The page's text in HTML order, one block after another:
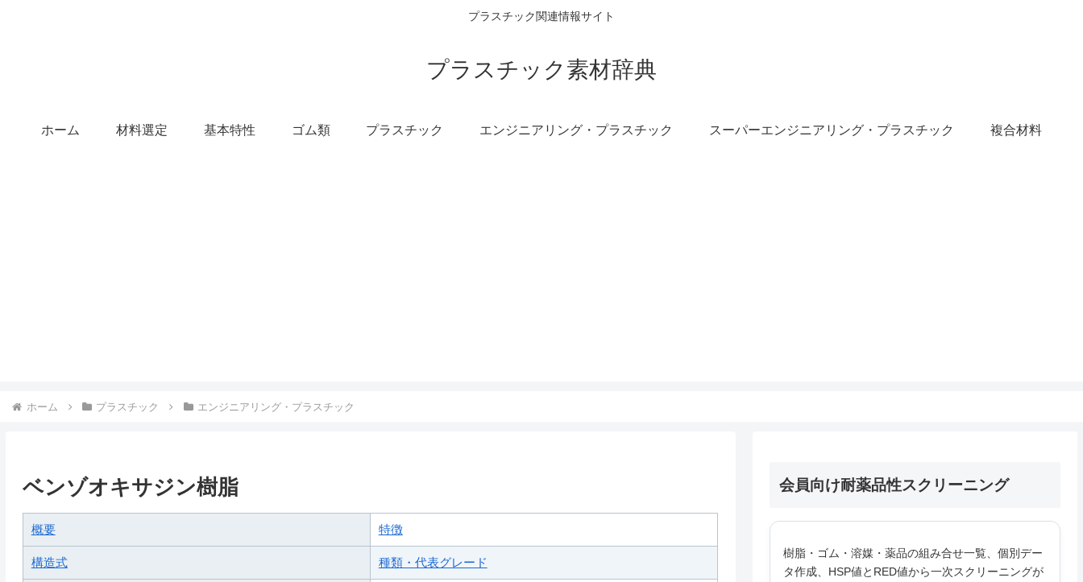
プラスチック関連情報サイト
プラスチック素材辞典
ホーム 材料選定 基本特性 ゴム類 プラスチック エンジニアリング・プラスチック スーパーエンジニアリング・プラスチック 複合材料
ホーム プラスチック エンジニアリング・プラスチック
ベンゾオキサジン樹脂
概要 特徴
構造式 種類・代表グレード
会員向け耐薬品性スクリーニング
樹脂・ゴム・溶媒・薬品の組み合せ一覧、個別デー
タ作成、HSP値とRED値から一次スクリーニングが